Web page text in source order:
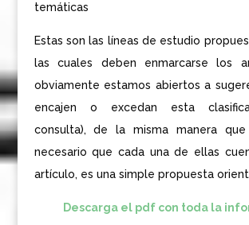
temáticas
Estas son las líneas de estudio
las cuales deben enmarcarse los
obviamente estamos abiertos a
encajen o excedan esta
consulta), de la misma manera
necesario que cada una de ellas
artículo, es una simple propuesta
Descarga el pdf con toda la